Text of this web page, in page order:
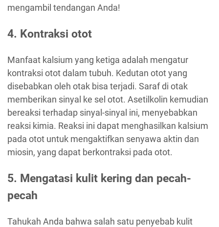
mengambil tendangan Anda!
4. Kontraksi otot
Manfaat kalsium yang ketiga adalah mengatur
kontraksi otot dalam tubuh. Kedutan otot yang
disebabkan oleh otak bisa terjadi. Saraf di otak
memberikan sinyal ke sel otot. Asetilkolin kemudian
bereaksi terhadap sinyal-sinyal ini, menyebabkan
reaksi kimia. Reaksi ini dapat menghasilkan kalsium
pada otot untuk mengaktifkan senyawa aktin dan
miosin, yang dapat berkontraksi pada otot.
5. Mengatasi kulit kering dan pecah-
pecah
Tahukah Anda bahwa salah satu penyebab kulit